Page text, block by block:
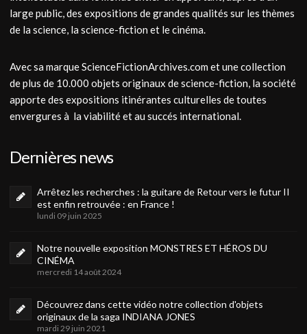
large public, des expositions de grandes qualités sur les thèmes
de la science, la science-fiction et le cinéma.
Avec sa marque ScienceFictionArchives.com et une collection
de plus de 10.000 objets originaux de science-fiction, la société
apporte des expositions itinérantes culturelles de toutes
envergures à la viabilité et au succés international.
Dernières news
Arrêtez les recherches : la guitare de Retour vers le futur II
est enfin retrouvée : en France !
lundi 09 juin 2025
Notre nouvelle exposition MONSTRES ET HÉROS DU
CINÉMA
mercredi 14 août 2024
Découvrez dans cette vidéo notre collection d'objets
originaux de la saga INDIANA JONES
mardi 29 juin 2021